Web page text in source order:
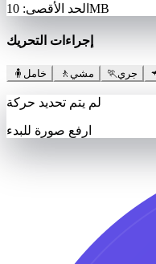
الحد الأقصى: 10MB
إجراءات التحريك
🧍 خامل 🚶 مشي 🏃جري
لم يتم تحديد حركة
ارفع صورة للبدء